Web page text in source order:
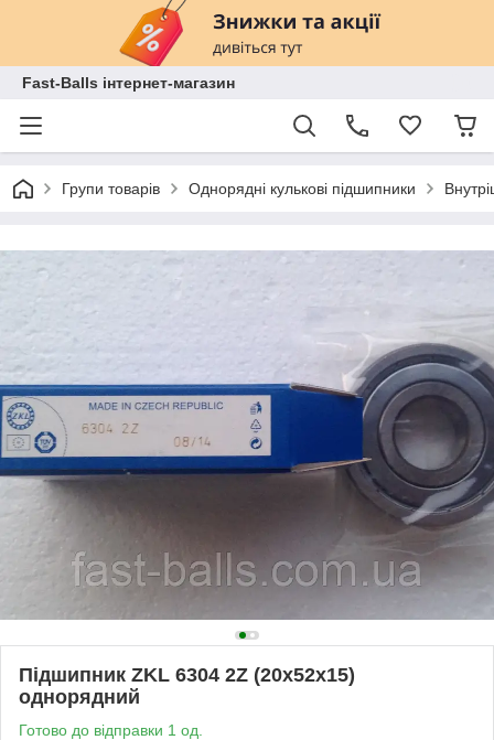
Fast-Balls інтернет-магазин
Групи товарів Однорядні кулькові підшипники
Підшипник ZKL 6304 2Z (20x52x15)
однорядний
Готово до відправки 1 од.